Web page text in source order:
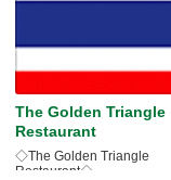
The Golden Triangle
Restaurant
◇The Golden Triangle
Restaurant◇